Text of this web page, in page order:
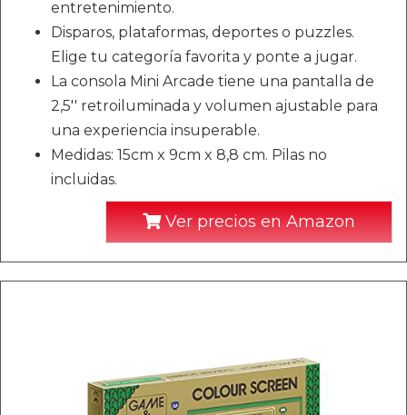
entretenimiento.
Disparos, plataformas, deportes o puzzles.
Elige tu categoría favorita y ponte a jugar.
La consola Mini Arcade tiene una pantalla de
2,5'' retroiluminada y volumen ajustable para
una experiencia insuperable.
Medidas: 15cm x 9cm x 8,8 cm. Pilas no
incluidas.
Ver precios en Amazon